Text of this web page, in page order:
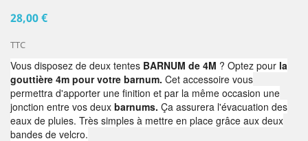
28,00 €
TTC
Vous disposez de deux tentes BARNUM de 4M ? Optez pour la
gouttière 4m pour votre barnum. Cet accessoire vous
permettra d'apporter une finition et par la même occasion une
jonction entre vos deux barnums. Ça assurera l'évacuation des
eaux de pluies. Très simples à mettre en place grâce aux deux
bandes de velcro.